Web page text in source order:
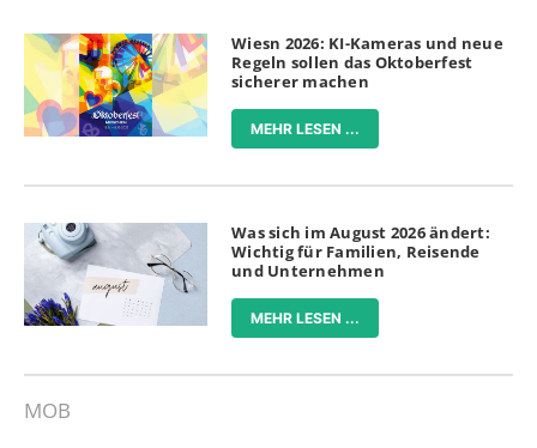
Wiesn 2026: KI-Kameras und neue
Regeln sollen das Oktoberfest
sicherer machen
MEHR LESEN ...
Was sich im August 2026 ändert:
Wichtig für Familien, Reisende
und Unternehmen
MEHR LESEN ...
MOB